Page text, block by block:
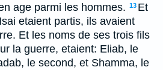
age parmi les hommes. 13 Et
etaient partis, ils avaient
Et les noms de ses trois fils
la guerre, etaient: Eliab, le
le second, et Shamma, le